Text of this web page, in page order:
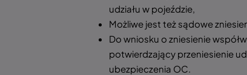
udziału w pojeździe,
Możliwe jest też sądowe
Do wniosku o zniesienie
potwierdzający przeniesienie
ubezpieczenia OC.